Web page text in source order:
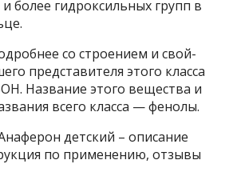
более гидроксильных групп в
со строением и свой­
представителя этого класса
Название этого вещества и
всего класса — фенолы.
детский – описание
по применению, отзывы